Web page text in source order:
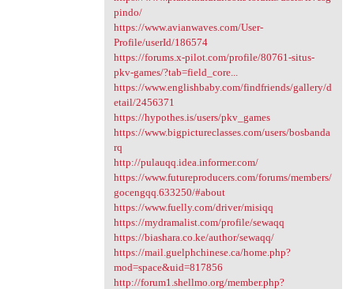
pindo/
https://www.avianwaves.com/User-
Profile/userId/186574
https://forums.x-pilot.com/profile/80761-situs-
pkv-games/?tab=field_core...
https://www.englishbaby.com/findfriends/gallery/d
etail/2456371
https://hypothes.is/users/pkv_games
https://www.bigpictureclasses.com/users/bosbanda
rq
http://pulauqq.idea.informer.com/
https://www.futureproducers.com/forums/members/
gocengqq.633250/#about
https://www.fuelly.com/driver/misiqq
https://mydramalist.com/profile/sewaqq
https://biashara.co.ke/author/sewaqq/
https://mail.guelphchinese.ca/home.php?
mod=space&uid=817856
http://forum1.shellmo.org/member.php?